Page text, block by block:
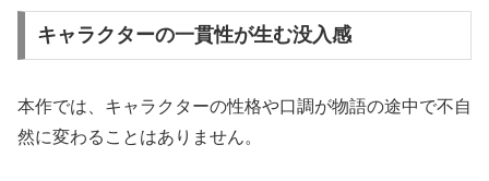
キャラクターの一貫性が生む没入感
本作では、キャラクターの性格や口調が物語の途中で不自
然に変わることはありません。